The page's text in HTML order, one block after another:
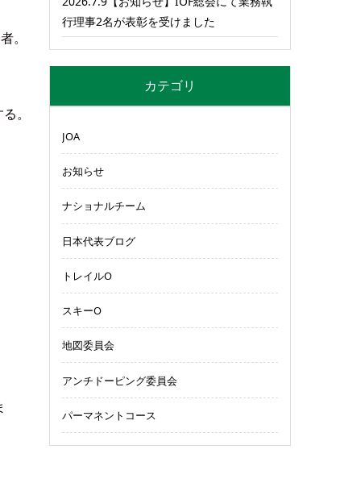
。
。
行理事2名が表彰を受けました
カテゴリ
JOA
お知らせ
ナショナルチーム
日本代表ブログ
トレイルO
スキーO
地図委員会
アンチドーピング委員会
パーマネントコース